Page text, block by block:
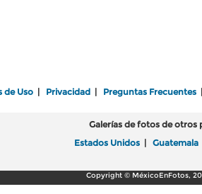
de Uso Privacidad Preguntas Frecuentes
Galerías de fotos de otros
Estados Unidos
Guatemala
Copyright © MéxicoEnFotos,